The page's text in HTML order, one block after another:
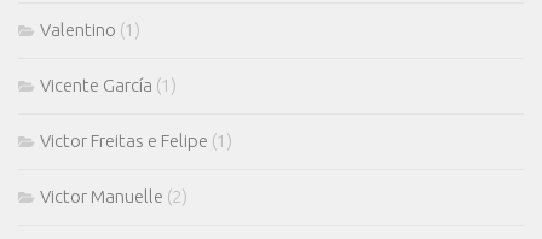
Valentino (1)
Vicente García (1)
Victor Freitas e Felipe (1)
Victor Manuelle (2)